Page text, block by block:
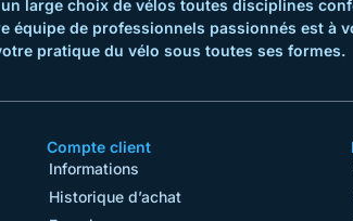
large choix de vélos toutes disciplines
équipe de professionnels passionnés est à
pratique du vélo sous toutes ses formes.
Compte client
Informations
Historique d’achat